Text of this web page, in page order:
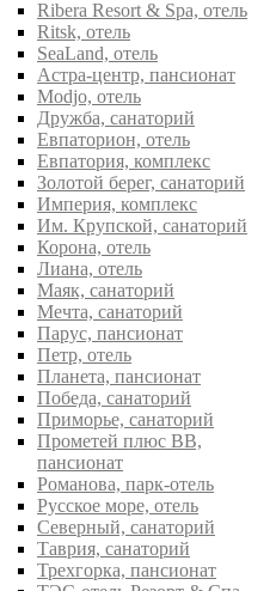
Ribera Resort & Spa, отель
Ritsk, отель
SeaLand, отель
Астра-центр, пансионат
Modjo, отель
Дружба, санаторий
Евпаторион, отель
Евпатория, комплекс
Золотой берег, санаторий
Империя, комплекс
Им. Крупской, санаторий
Корона, отель
Лиана, отель
Маяк, санаторий
Мечта, санаторий
Парус, пансионат
Петр, отель
Планета, пансионат
Победа, санаторий
Приморье, санаторий
Прометей плюс ВВ,
пансионат
Романова, парк-отель
Русское море, отель
Северный, санаторий
Таврия, санаторий
Трехгорка, пансионат